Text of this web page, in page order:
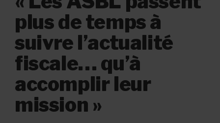
plus de temps à
suivre l’actualité
fiscale… qu’à
accomplir leur
mission »